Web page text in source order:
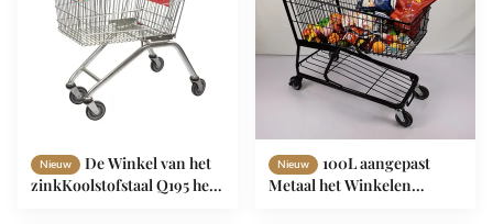
Nieuw
De Winkel van het
zinkKoolstofstaal Q195 het
Nieuw
100L aangepast
Metaal het Winkelen